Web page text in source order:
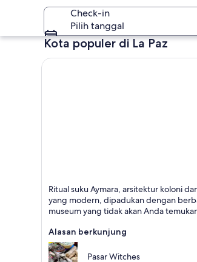
Check-in
Pilih tanggal
Kota populer di La Paz
La Paz
Terkenal dengan Katedral, Gereja,
Ritual suku Aymara, arsitektur koloni
yang modern, dipadukan dengan
museum yang tidak akan Anda
Alasan berkunjung
Pasar Witches